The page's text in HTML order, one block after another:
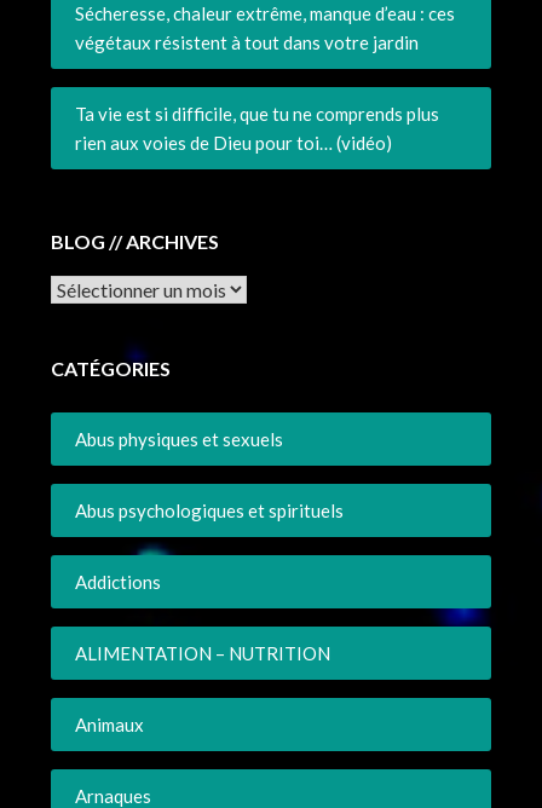
Sécheresse, chaleur extrême, manque d’eau : ces
végétaux résistent à tout dans votre jardin
Ta vie est si difficile, que tu ne comprends plus
rien aux voies de Dieu pour toi… (vidéo)
BLOG // ARCHIVES
Archives
CATÉGORIES
Abus physiques et sexuels
Abus psychologiques et spirituels
Addictions
ALIMENTATION – NUTRITION
Animaux
Arnaques